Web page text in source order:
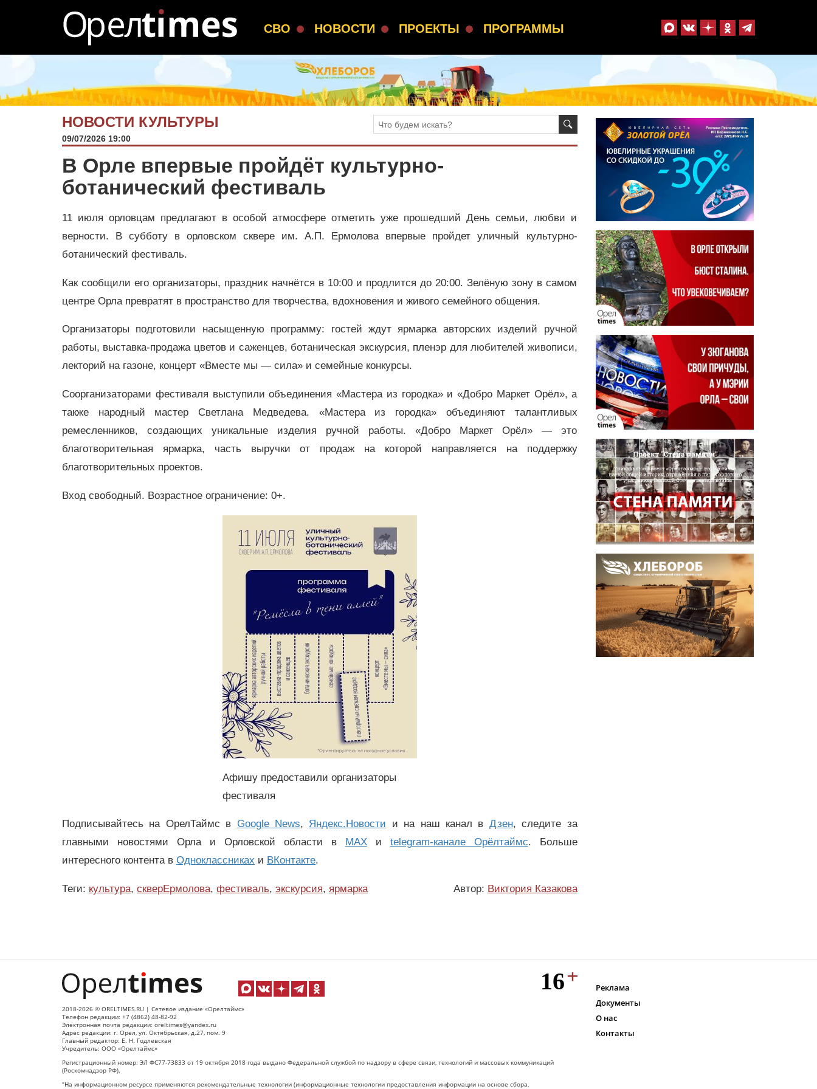
СВО НОВОСТИ ПРОЕКТЫ ПРОГРАММЫ
НОВОСТИ КУЛЬТУРЫ
09/07/2026 19:00
В Орле впервые пройдёт культурно-
ботанический фестиваль
11 июля орловцам предлагают в особой атмосфере отметить уже прошедший День семьи, любви и
верности. В субботу в орловском сквере им. А.П. Ермолова впервые пройдет уличный культурно-
ботанический фестиваль.
Как сообщили его организаторы, праздник начнётся в 10:00 и продлится до 20:00. Зелёную зону в самом
центре Орла превратят в пространство для творчества, вдохновения и живого семейного общения.
Организаторы подготовили насыщенную программу: гостей ждут ярмарка авторских изделий ручной
работы, выставка-продажа цветов и саженцев, ботаническая экскурсия, пленэр для любителей живописи,
лекторий на газоне, концерт «Вместе мы — сила» и семейные конкурсы.
Соорганизаторами фестиваля выступили объединения «Мастера из городка» и «Добро Маркет Орёл», а
также народный мастер Светлана Медведева. «Мастера из городка» объединяют талантливых
ремесленников, создающих уникальные изделия ручной работы. «Добро Маркет Орёл» — это
благотворительная ярмарка, часть выручки от продаж на которой направляется на поддержку
благотворительных проектов.
Вход свободный. Возрастное ограничение: 0+.
Афишу предоставили организаторы
фестиваля
Подписывайтесь на ОрелТаймс в Google News, Яндекс.Новости и на наш канал в Дзен, следите за
главными новостями Орла и Орловской области в
MAXи telegram-канале Орёлтаймс. Больше
интересного контента в Одноклассниках и ВКонтакте.
Теги: культура, скверЕрмолова, фестиваль, экскурсия, ярмарка Автор: Виктория Казакова
2018-2026 © ORELTIMES.RU | Сетевое издание «Орелтаймс»
Телефон редакции: +7 (4862) 48-82-92
Электронная почта редакции: oreltimes@yandex.ru
Адрес редакции: г. Орел, ул. Октябрьская, д.27, пом. 9
Главный редактор: Е. Н. Годлевская
Учредитель: ООО «Орелтаймс»
Регистрационный номер: ЭЛ ФС77-73833 от 19 октября 2018 года выдано Федеральной службой по надзору в сфере связи, технологий и массовых коммуникаций
(Роскомнадзор РФ).
"На информационном ресурсе применяются рекомендательные технологии (информационные технологии предоставления информации на основе сбора,
Реклама
Документы
О нас
Контакты